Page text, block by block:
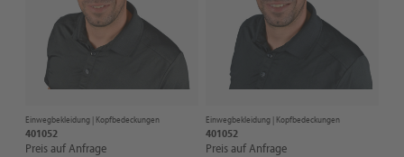
Einwegbekleidung | Kopfbedeckungen
401052
Preis auf Anfrage
Einwegbekleidung | Kopfbedeckungen
401052
Preis auf Anfrage